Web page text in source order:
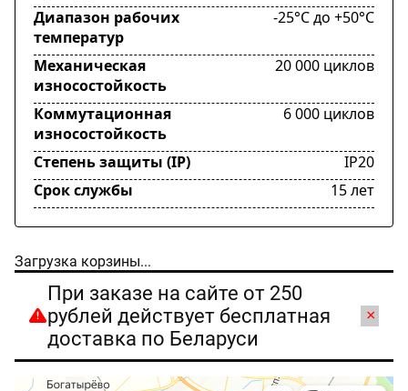
Диапазон рабочих
температур
-25°C до +50°C
Механическая
износостойкость
20 000 циклов
Коммутационная
износостойкость
6 000 циклов
Степень защиты (IP)
IP20
Срок службы
15 лет
Загрузка корзины...
При заказе на сайте от 250
рублей действует бесплатная
доставка по Беларуси
×